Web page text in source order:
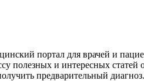
портал для врачей и
полезных и интересных
предварительный диагноз.